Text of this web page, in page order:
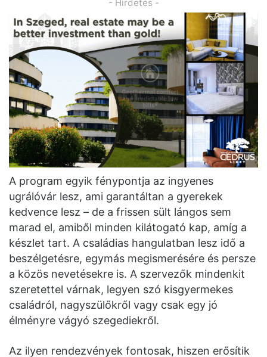
- Hirdetés -
A program egyik fénypontja az ingyenes
ugrálóvár lesz, ami garantáltan a gyerekek
kedvence lesz – de a frissen sült lángos sem
marad el, amiből minden kilátogató kap, amíg a
készlet tart. A családias hangulatban lesz idő a
beszélgetésre, egymás megismerésére és persze
a közös nevetésekre is. A szervezők mindenkit
szeretettel várnak, legyen szó kisgyermekes
családról, nagyszülőkről vagy csak egy jó
élményre vágyó szegediekről.
Az ilyen rendezvények fontosak, hiszen erősítik